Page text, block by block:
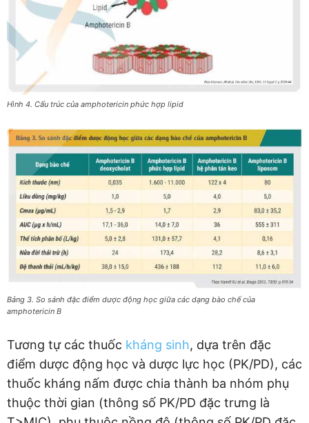
Hình 4. Cấu trúc của amphotericin phức hợp lipid
Bảng 3. So sánh đặc điểm dược động học giữa các dạng bào chế của
amphotericin B
Tương tự các thuốc kháng sinh, dựa trên đặc
điểm dược động học và dược lực học (PK/PD), các
thuốc kháng nấm được chia thành ba nhóm phụ
thuộc thời gian (thông số PK/PD đặc trưng là